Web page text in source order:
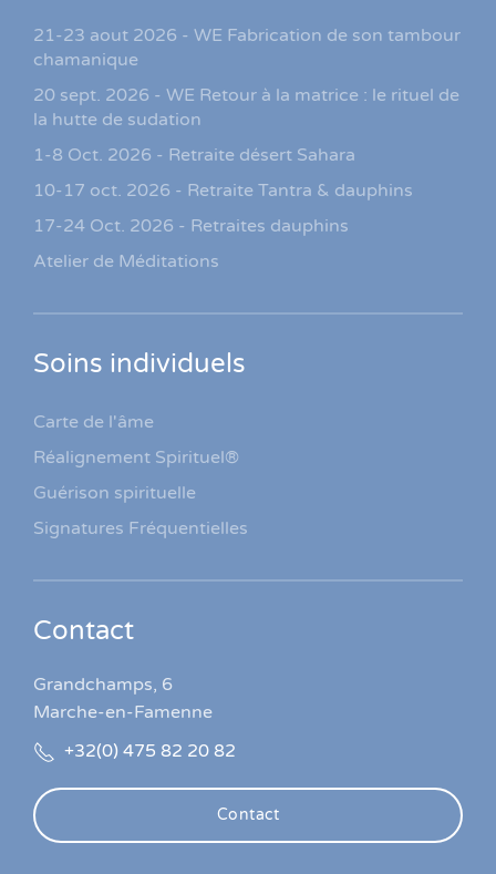
21-23 aout 2026 - WE Fabrication de son tambour
chamanique
20 sept. 2026 - WE Retour à la matrice : le rituel de
la hutte de sudation
1-8 Oct. 2026 - Retraite désert Sahara
10-17 oct. 2026 - Retraite Tantra & dauphins
17-24 Oct. 2026 - Retraites dauphins
Atelier de Méditations
Soins individuels
Carte de l'âme
Réalignement Spirituel®
Guérison spirituelle
Signatures Fréquentielles
Contact
Grandchamps, 6
Marche-en-Famenne
+32(0) 475 82 20 82
Contact